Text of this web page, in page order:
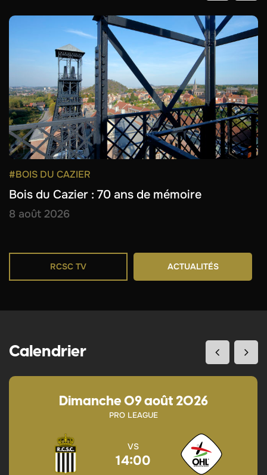
#BOIS DU CAZIER
Bois du Cazier : 70 ans de mémoire
8 août 2026
RCSC TV ACTUALITÉS
Calendrier
dimanche 09 août 2026
PRO LEAGUE
VS
14:00